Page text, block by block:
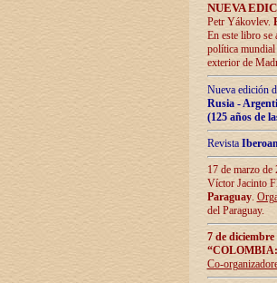
NUEVA
Petr Yákovlev.
En este libro se
política mundial
exterior de
Nueva edición
Rusia -
(125 años de
Revista
17 de marzo
Víctor Jacinto
Paraguay.
del Paraguay.
7 de
Co-